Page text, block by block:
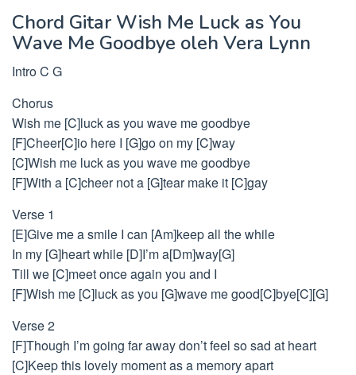
Chord Gitar Wish Me Luck as You
Wave Me Goodbye oleh Vera Lynn
Intro C G
Chorus
Wish me [C]luck as you wave me goodbye
[F]Cheer[C]io here I [G]go on my [C]way
[C]Wish me luck as you wave me goodbye
[F]With a [C]cheer not a [G]tear make it [C]gay
Verse 1
[E]Give me a smile I can [Am]keep all the while
In my [G]heart while [D]I’m a[Dm]way[G]
Till we [C]meet once again you and I
[F]Wish me [C]luck as you [G]wave me good[C]bye[C][G]
Verse 2
[F]Though I’m going far away don’t feel so sad at heart
[C]Keep this lovely moment as a memory apart